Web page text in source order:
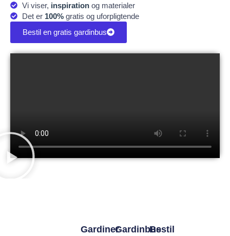
Vi viser, inspirationog materialer
Det er 100%gratis og uforpligtende
Bestil en gratis gardinbus
Gardinbus
Gardiner
Bestil